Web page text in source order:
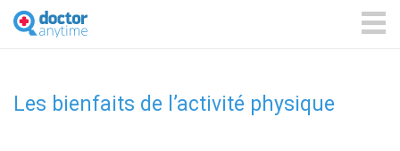
DoctorAnyTime
You
are
Les bienfaits de l’activité physique